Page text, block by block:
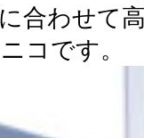
合わせて
コです。